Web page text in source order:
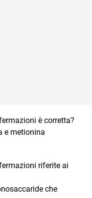
è corretta?
e metionina
riferite ai
che